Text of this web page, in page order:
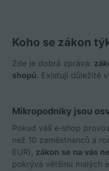
Koho se zákon
Zde je dobrá zpráva:
shopů. Existují důležité
Mikropodniky jsou
Pokud váš e-shop
než 10 zaměstnanců a
EUR), zákon se na vás
pokrývá většinu malých